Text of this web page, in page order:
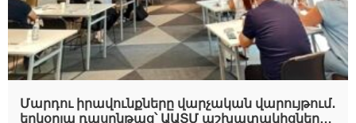
Մարդու իրավունքները վարչական վարույթում․
երկօրյա դասընթաց՝ ԱԱՏՄ աշխատակիցների